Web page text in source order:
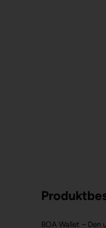
BOA Wallet – Den